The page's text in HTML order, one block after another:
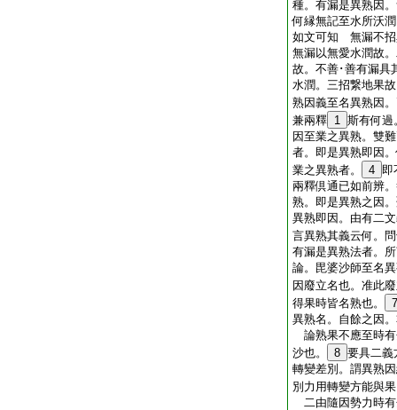
種。有漏是異熟
何縁無記至水所沃
如文可知 無漏不招
無漏以無愛水潤故
故。不善･善有漏具
水潤。三招繋地
熟因義至名異熟因
兼兩釋 1 斯有何
因至業之異熟。雙
者。即是異熟即因
業之異熟者。
4
兩釋倶通已如前辨
熟。即是異熟之因
異熟即因。由有
言異熟其義云何。
有漏是異熟法者。
論。毘婆沙師至名
因廢立名也。准此
得果時皆名熟也。
7
異熟名。自餘之因
論熟果不應至時
沙也。
8 要具二
轉變差別。謂異熟
別力用轉變方能與
二由隨因勢力時